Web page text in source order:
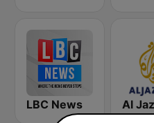
LBC News